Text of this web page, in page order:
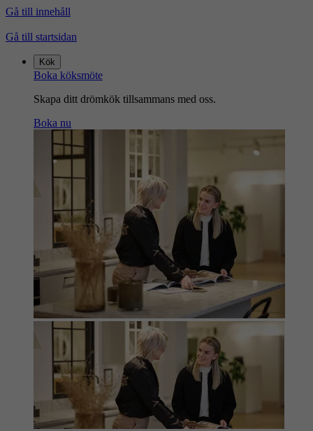
Gå till innehåll
Gå till startsidan
Kök
Boka köksmöte
Skapa ditt drömkök tillsammans med oss.
Boka nu